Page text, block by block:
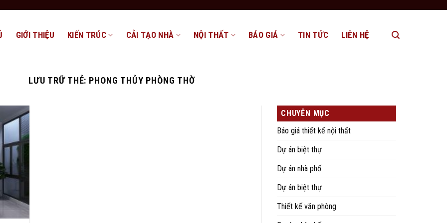
GIỚI THIỆU KIẾN TRÚC CẢI TẠO NHÀ NỘI THẤT BÁO GIÁ TIN TỨC LIÊN HỆ
LƯU TRỮ THẺ: PHONG THỦY PHÒNG THỜ
CHUYÊN MỤC
Báo giá thiết kế nội thất
Dự án biệt thự
Dự án nhà phố
Dự án biệt thự
Thiết kế văn phòng